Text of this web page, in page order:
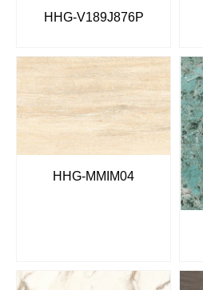
HHG-V189J876P
HHG-MMIM04